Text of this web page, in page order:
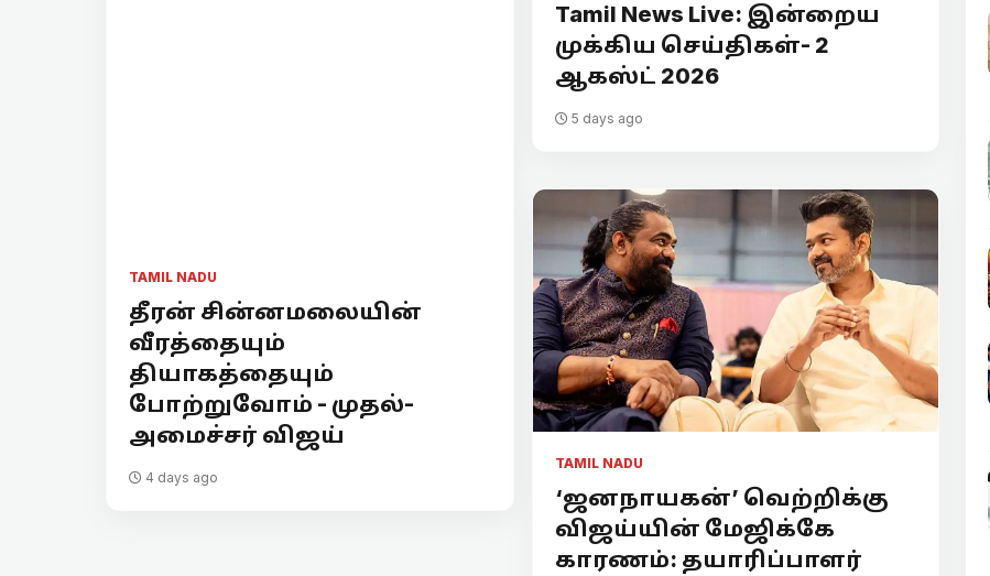
TAMIL NADU
தீரன் சின்னமலையின்
வீரத்தையும்
தியாகத்தையும்
போற்றுவோம் - முதல்-
அமைச்சர் விஜய்
4 days ago
Tamil News Live: இன்றைய
முக்கிய செய்திகள்- 2
ஆகஸ்ட் 2026
5 days ago
TAMIL NADU
‘ஜனநாயகன்’ வெற்றிக்கு
விஜய்யின் மேஜிக்கே
காரணம்: தயாரிப்பாளர்